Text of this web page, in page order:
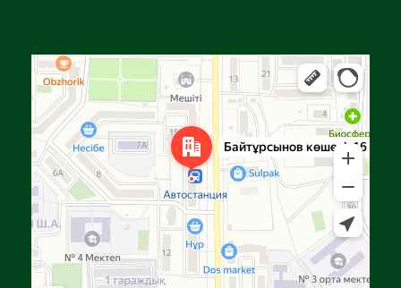
Яндекс Карталар — көлік, навигация, орындарды іздеу